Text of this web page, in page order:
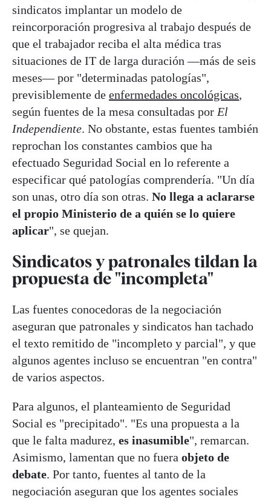
sindicatos implantar un modelo de
reincorporación progresiva al trabajo después de
que el trabajador reciba el alta médica tras
situaciones de IT de larga duración —más de seis
meses— por "determinadas patologías",
previsiblemente de enfermedades oncológicas,
según fuentes de la mesa consultadas por El
Independiente. No obstante, estas fuentes también
reprochan los constantes cambios que ha
efectuado Seguridad Social en lo referente a
especificar qué patologías comprendería. "Un día
son unas, otro día son otras. No llega a aclararse
el propio Ministerio de a quién se lo quiere
aplicar", se quejan.
Sindicatos y patronales tildan la
propuesta de "incompleta"
Las fuentes conocedoras de la negociación
aseguran que patronales y sindicatos han tachado
el texto remitido de "incompleto y parcial", y que
algunos agentes incluso se encuentran "en contra"
de varios aspectos.
Para algunos, el planteamiento de Seguridad
Social es "precipitado". "Es una propuesta a la
que le falta madurez, es inasumible", remarcan.
Asimismo, lamentan que no fuera objeto de
debate. Por tanto, fuentes al tanto de la
negociación aseguran que los agentes sociales